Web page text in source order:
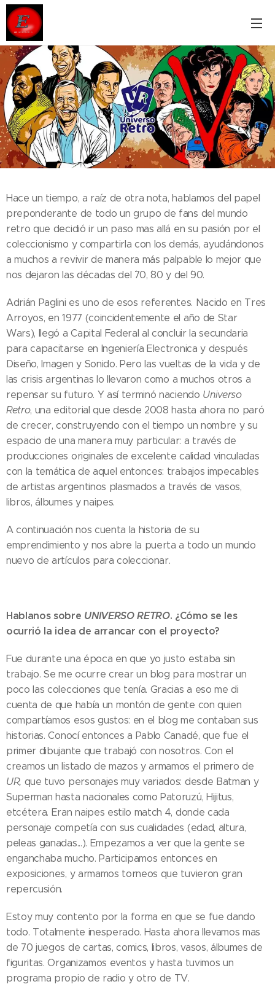
.
Hace un tiempo, a raíz de otra nota, hablamos del papel
preponderante de todo un grupo de fans del mundo
retro que decidió ir un paso mas allá en su pasión por el
coleccionismo y compartirla con los demás, ayudándonos
a muchos a revivir de manera más palpable lo mejor que
nos dejaron las décadas del ´70, ´80 y del ´90.
Adrián Paglini es uno de esos referentes. Nacido en Tres
Arroyos, en 1977 (coincidentemente el año de Star
Wars), llegó a Capital Federal al concluir la secundaria
para capacitarse en Ingeniería Electronica y después
Diseño, Imagen y Sonido. Pero las vueltas de la vida y de
las crisis argentinas lo llevaron como a muchos otros a
repensar su futuro. Y así terminó naciendo Universo
Retro, una editorial que desde 2008 hasta ahora no paró
de crecer, construyendo con el tiempo un nombre y su
espacio de una manera muy particular: a través de
producciones originales de excelente calidad vinculadas
con la temática de aquel entonces: trabajos impecables
de artistas argentinos plasmados a través de vasos,
libros, álbumes y naipes.
A continuación nos cuenta la historia de su
emprendimiento y nos abre la puerta a todo un mundo
nuevo de artículos para coleccionar.
Hablanos sobre UNIVERSO RETRO. ¿Cómo se les
ocurrió la idea de arrancar con el proyecto?
Fue durante una época en que yo justo estaba sin
trabajo. Se me ocurre crear un blog para mostrar un
poco las colecciones que tenía. Gracias a eso me di
cuenta de que había un montón de gente con quien
compartíamos esos gustos: en el blog me contaban sus
historias. Conocí entonces a Pablo Canadé, que fue el
primer dibujante que trabajó con nosotros. Con el
creamos un listado de mazos y armamos el primero de
UR, que tuvo personajes muy variados: desde Batman y
Superman hasta nacionales como Patoruzú, Hijitus,
etcétera. Eran naipes estilo match 4, donde cada
personaje competía con sus cualidades (edad, altura,
peleas ganadas...). Empezamos a ver que la gente se
enganchaba mucho. Participamos entonces en
exposiciones, y armamos torneos que tuvieron gran
repercusión.
Estoy muy contento por la forma en que se fue dando
todo. Totalmente inesperado. Hasta ahora llevamos mas
de 70 juegos de cartas, comics, libros, vasos, álbumes de
figuritas. Organizamos eventos y hasta tuvimos un
programa propio de radio y otro de TV.